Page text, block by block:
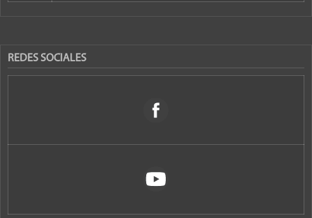
REDES SOCIALES